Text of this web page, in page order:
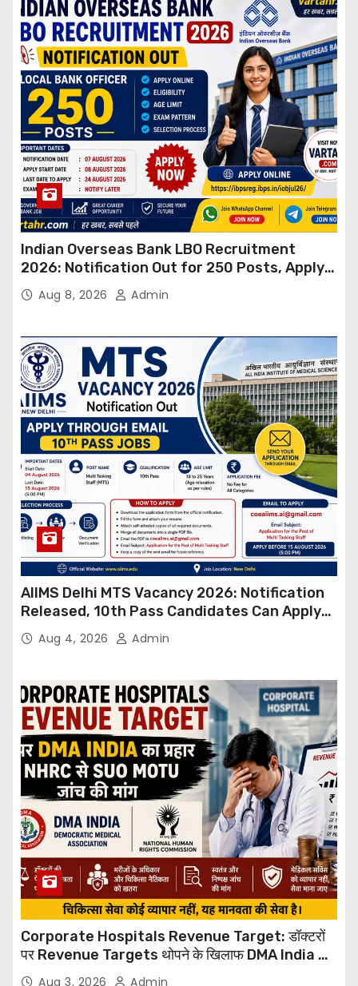
Indian Overseas Bank LBO Recruitment
2026: Notification Out for 250 Posts, Apply
OnlineAug 8, 2026 Admin
AIIMS Delhi MTS Vacancy 2026: Notification
Released, 10th Pass Candidates Can Apply
Through Email
Aug 4, 2026 Admin
Corporate Hospitals Revenue Target: डॉक्टरों
पर Revenue Targets थोपने के खिलाफ DMA India का
बड़ा कदम, NHRC से Suo Motu जांच की मांग
Aug 3, 2026 Admin